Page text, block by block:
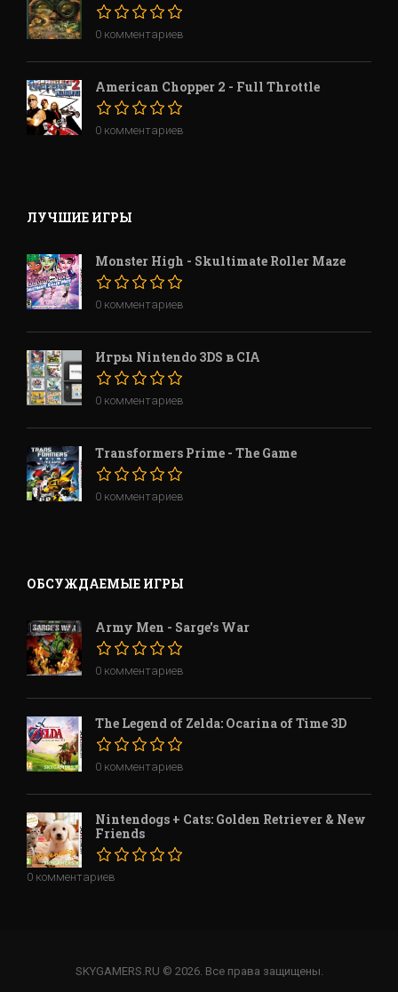
0 комментариев
American Chopper 2 - Full Throttle
0 комментариев
ЛУЧШИЕ ИГРЫ
Monster High - Skultimate Roller Maze
0 комментариев
Игры Nintendo 3DS в CIA
0 комментариев
Transformers Prime - The Game
0 комментариев
ОБСУЖДАЕМЫЕ ИГРЫ
Army Men - Sarge's War
0 комментариев
The Legend of Zelda: Ocarina of Time 3D
0 комментариев
Nintendogs + Cats: Golden Retriever & New
Friends
0 комментариев
SKYGAMERS.RU © 2026. Все права защищены.